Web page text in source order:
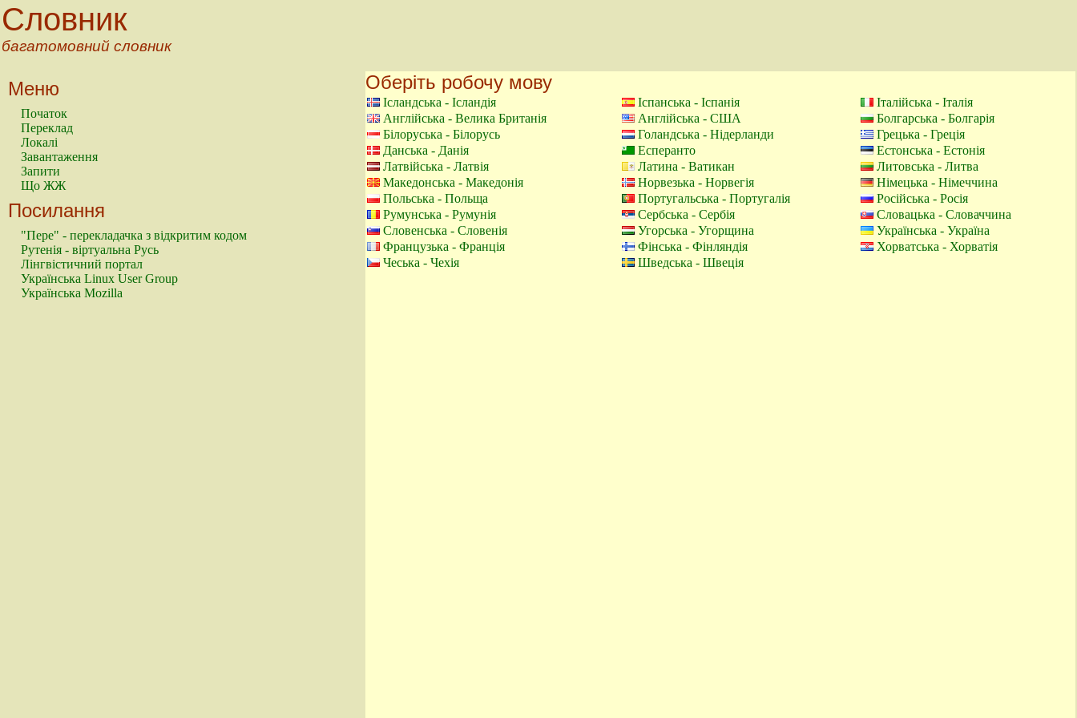
Словник
багатомовний словник
Меню
Початок
Переклад
Локалі
Завантаження
Запити
Що ЖЖ
Посилання
"Пере" - перекладачка з відкритим кодом
Рутенія - віртуальна Русь
Лінгвістичний портал
Українська Linux User Group
Українська Mozilla
Оберіть робочу мову
Ісландська - Ісландія Іспанська - Іспанія
Італійська - Італія
Англійська - Велика Британія
Англійська - США
Болгарська - Болгарія
Білоруська - Білорусь
Голандська - Нідерланди
Грецька - Греція
Данська - Данія
Есперанто
Естонська - Естонія
Латвійська - Латвія
Латина - Ватикан
Литовська - Литва
Македонська - Македонія
Норвезька - Норвегія
Німецька - Німеччина
Польська - Польща
Португальська - Португалія
Російська - Росія
Румунська - Румунія
Сербська - Сербія
Словацька - Словаччина
Словенська - Словенія
Угорська - Угорщина
Українська - Україна
Французька - Франція
Фінська - Фінляндія
Хорватська - Хорватія
Чеська - Чехія
Шведська - Швеція